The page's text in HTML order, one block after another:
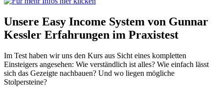
Unsere Easy Income System von Gunnar
Kessler Erfahrungen im Praxistest
Im Test haben wir uns den Kurs aus Sicht eines kompletten
Einsteigers angesehen: Wie verständlich ist alles? Wie einfach lässt
sich das Gezeigte nachbauen? Und wo liegen mögliche
Stolpersteine?